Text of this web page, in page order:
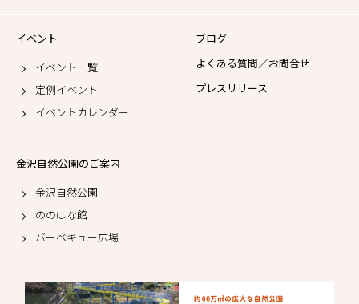
イベント
イベント一覧
定例イベント
イベントカレンダー
ブログ
よくある質問／お問合せ
プレスリリース
金沢自然公園のご案内
金沢自然公園
ののはな館
バーベキュー広場